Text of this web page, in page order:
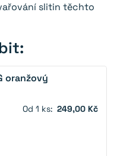
slitin těchto
oranžový
Od 1 ks: 249,00 Kč